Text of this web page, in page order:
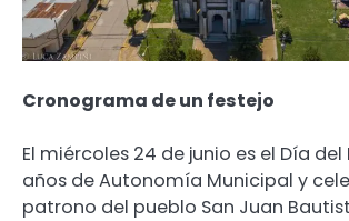
Cronograma de un festejo
El miércoles 24 de junio es el Día del
años de Autonomía Municipal y
patrono del pueblo San Juan